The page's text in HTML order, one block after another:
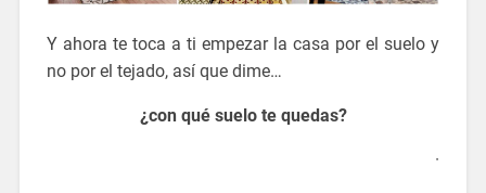
Y ahora te toca a ti empezar la casa por el suelo y
no por el tejado, así que dime…
¿con qué suelo te quedas?
·